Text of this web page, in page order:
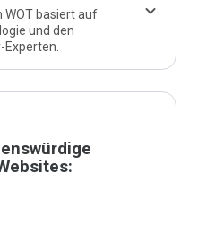
WOT basiert auf
und den